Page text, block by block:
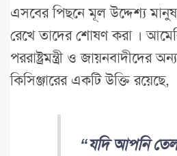
এসবের পিছনে মূল উদ্দেশ্য
রেখে তাদের শোষণ করা ।
পররাষ্ট্রমন্ত্রী ও জায়নবাদীদের
কিসিঞ্জারের একটি উক্তি রয়েছে,
“যদি আপনি তেল